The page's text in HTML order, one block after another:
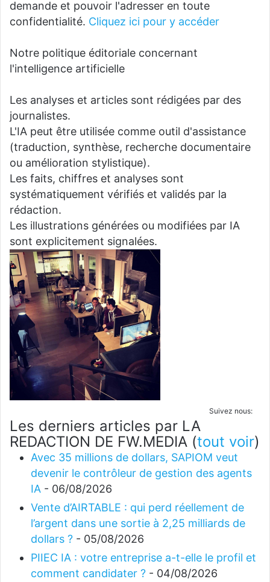
demande et pouvoir l'adresser en toute
confidentialité. Cliquez ici pour y accéder
Notre politique éditoriale concernant
l'intelligence artificielle
Les analyses et articles sont rédigées par des
journalistes.
L'IA peut être utilisée comme outil d'assistance
(traduction, synthèse, recherche documentaire
ou amélioration stylistique).
Les faits, chiffres et analyses sont
systématiquement vérifiés et validés par la
rédaction.
Les illustrations générées ou modifiées par IA
sont explicitement signalées.
Suivez nous:
Les derniers articles par LA
REDACTION DE FW.MEDIA (tout voir)
Avec 35 millions de dollars, SAPIOM veut
devenir le contrôleur de gestion des agents
IA - 06/08/2026
Vente d’AIRTABLE : qui perd réellement de
l’argent dans une sortie à 2,25 milliards de
dollars ? - 05/08/2026
PIIEC IA : votre entreprise a-t-elle le profil et
comment candidater ? - 04/08/2026